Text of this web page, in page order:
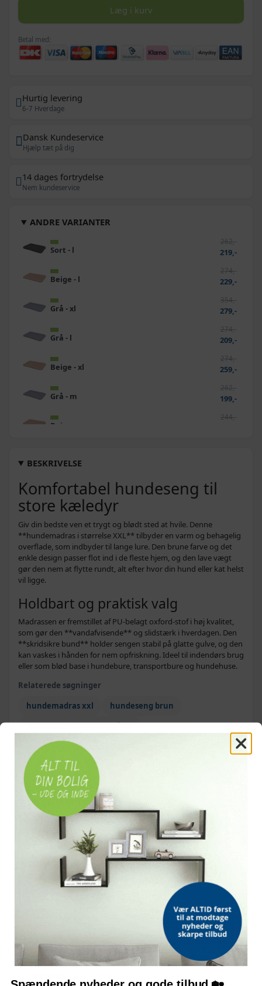
Læg i kurv
Betal med:
Hurtig levering
6-7 Hverdage
Dansk Kundeservice
Hjælp tæt på dig
14 dages fortrydelse
Nem kundeservice
BESKRIVELSE
Komfortabel hundeseng til
store kæledyr
Giv din bedste ven et trygt og blødt sted at hvile. Denne
**hundemadras i størrelse XXL** tilbyder en varm og behagelig
overflade, som indbyder til lange lure. Den brune farve og det
enkle design passer flot ind i de fleste hjem, og den lave vægt
gør den nem at flytte rundt, alt efter hvor din hund eller kat helst
vil ligge.
Holdbart og praktisk valg
Madrassen er fremstillet af PU-belagt oxford-stof i høj kvalitet,
som gør den **vandafvisende** og slidstærk i hverdagen. Den
**skridsikre bund** holder sengen stabil på glatte gulve, og den
kan vaskes i hånden for nem opfriskning. Ideel til indendørs brug
eller som blød base i hundebure, transportbure og hundehuse.
Relaterede søgninger
hundemadras xxl
hundeseng brun
vandafvisende hundemåtte
skridsikker hundepude
SPECIFIKATIONER
PU-belagt oxford-stof (100 % polyester)
Vandafvisende og kan vaskes i hånden
ANDRE VARIANTER
Sort - l
262,-
219,-
Beige - l
274,-
229,-
Grå - xl
354,-
279,-
Grå - l
274,-
209,-
Beige - xl
274,-
259,-
Grå - m
262,-
199,-
Beige - m
244,-
Sort - xl